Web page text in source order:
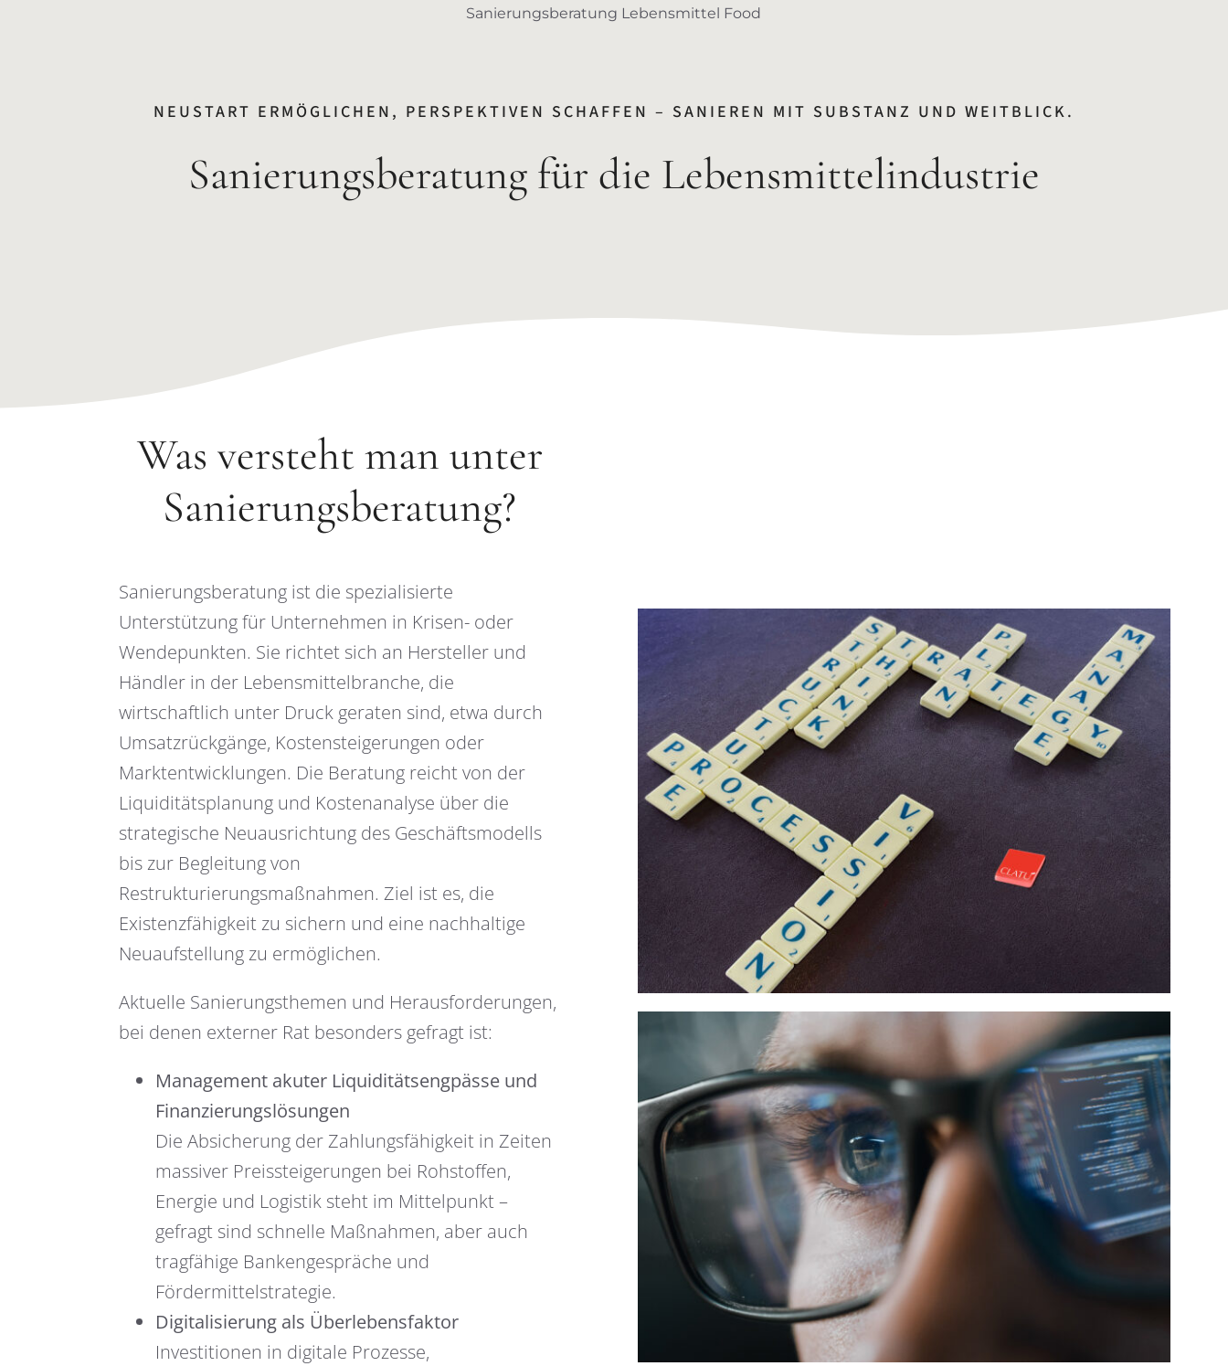
Sanierungsberatung Lebensmittel Food
NEUSTART ERMÖGLICHEN, PERSPEKTIVEN SCHAFFEN – SANIEREN MIT SUBSTANZ UND WEITBLICK.
Sanierungsberatung für die Lebensmittelindustrie
Was versteht man unter
Sanierungsberatung?
Sanierungsberatung ist die spezialisierte
Unterstützung für Unternehmen in Krisen- oder
Wendepunkten. Sie richtet sich an Hersteller und
Händler in der Lebensmittelbranche, die
wirtschaftlich unter Druck geraten sind, etwa durch
Umsatzrückgänge, Kostensteigerungen oder
Marktentwicklungen. Die Beratung reicht von der
Liquiditätsplanung und Kostenanalyse über die
strategische Neuausrichtung des Geschäftsmodells
bis zur Begleitung von
Restrukturierungsmaßnahmen. Ziel ist es, die
Existenzfähigkeit zu sichern und eine nachhaltige
Neuaufstellung zu ermöglichen.
Aktuelle Sanierungsthemen und Herausforderungen,
bei denen externer Rat besonders gefragt ist:
Management akuter Liquiditätsengpässe und
Finanzierungslösungen
Die Absicherung der Zahlungsfähigkeit in Zeiten
massiver Preissteigerungen bei Rohstoffen,
Energie und Logistik steht im Mittelpunkt –
gefragt sind schnelle Maßnahmen, aber auch
tragfähige Bankengespräche und
Fördermittelstrategie.
Digitalisierung als Überlebensfaktor
Investitionen in digitale Prozesse,